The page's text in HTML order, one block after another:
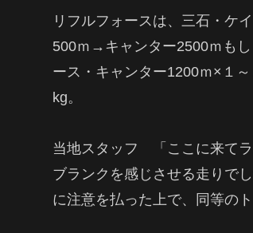
リフルフォースは、三石・ケ
500ｍ→キャンター2500ｍも
ース・キャンター1200ｍ×１
kg。
当地スタッフ 「ここに来てラ
ブランクを感じさせる走りで
に注意を払った上で、同等の